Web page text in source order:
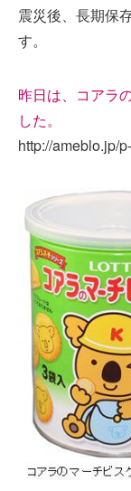
震災後、長期保
す。
昨日は、コアラ
した。
http://ameblo.jp/